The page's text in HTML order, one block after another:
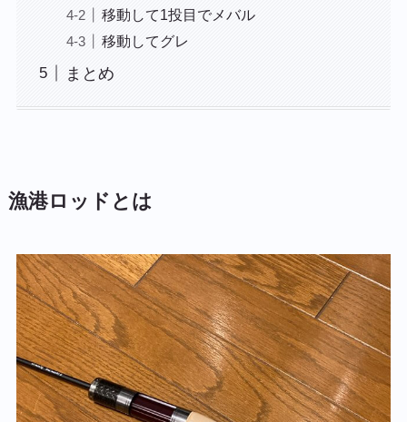
移動して1投目でメバル
移動してグレ
まとめ
漁港ロッドとは